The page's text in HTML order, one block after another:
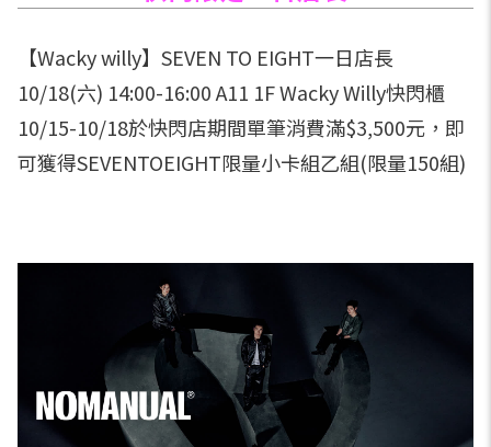
【Wacky willy】SEVEN TO EIGHT一日店長
10/18(六) 14:00-16:00 A11 1F Wacky Willy快閃櫃
10/15-10/18於快閃店期間單筆消費滿$3,500元，即
可獲得SEVENTOEIGHT限量小卡組乙組(限量150組)